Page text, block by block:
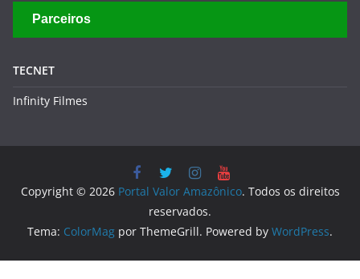
Parceiros
TECNET
Infinity Filmes
Copyright © 2026 Portal Valor Amazônico. Todos os direitos
reservados.
Tema: ColorMag por ThemeGrill. Powered by WordPress.